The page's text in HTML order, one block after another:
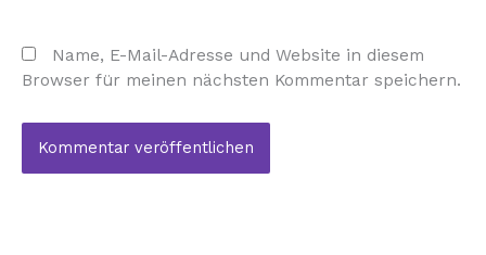
Name, E-Mail-Adresse und Website in diesem
Browser für meinen nächsten Kommentar speichern.